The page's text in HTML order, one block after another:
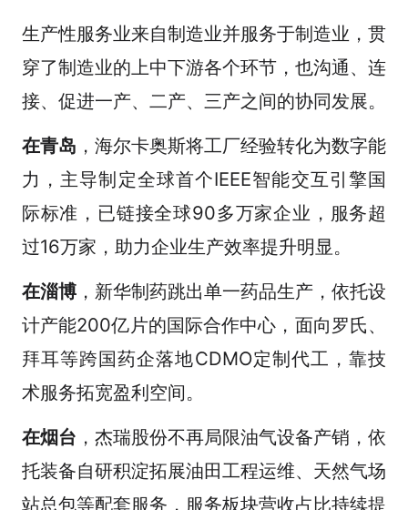
生产性服务业来自制造业并服务于制造业，贯
穿了制造业的上中下游各个环节，也沟通、连
接、促进一产、二产、三产之间的协同发展。
在青岛 ，海尔卡奥斯将工厂经验转化为数字能
力，主导制定全球首个IEEE智能交互引擎国
际标准，已链接全球90多万家企业，服务超
过16万家，助力企业生产效率提升明显。
在淄博，新华制药跳出单一药品生产，依托设
计产能200亿片的国际合作中心，面向罗氏、
拜耳等跨国药企落地CDMO定制代工，靠技
术服务拓宽盈利空间。
在烟台 ，杰瑞股份不再局限油气设备产销，依
托装备自研积淀拓展油田工程运维、天然气场
站总包等配套服务，服务板块营收占比持续提